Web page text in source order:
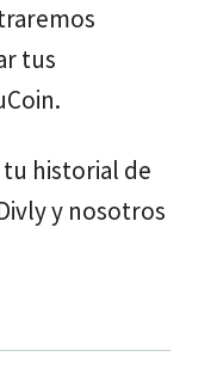
tus
tu historial de
y nosotros